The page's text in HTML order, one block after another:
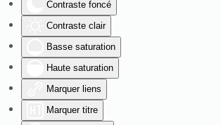
Contraste foncé
Contraste clair
Basse saturation
Haute saturation
Marquer liens
Marquer titre